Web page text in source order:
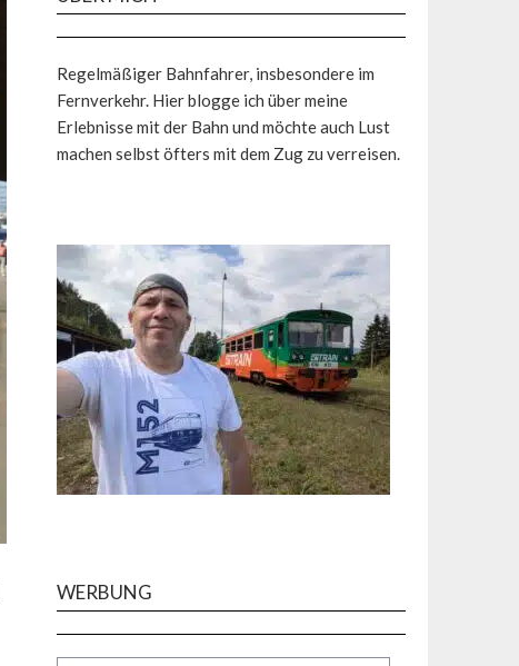
Regelmäßiger Bahnfahrer, insbesondere im
Fernverkehr. Hier blogge ich über meine
Erlebnisse mit der Bahn und möchte auch Lust
machen selbst öfters mit dem Zug zu verreisen.
WERBUNG